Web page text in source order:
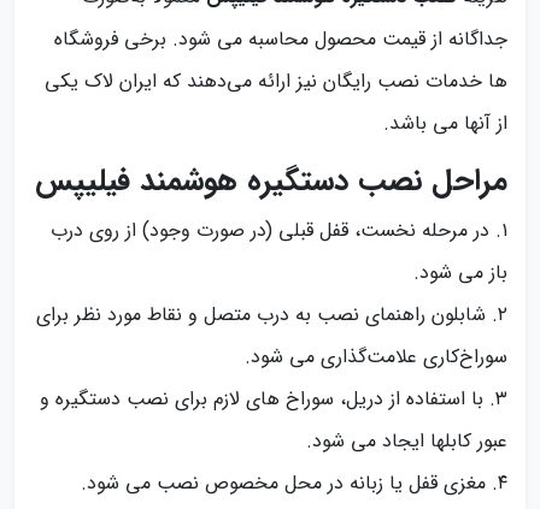
جداگانه از قیمت محصول محاسبه می شود. برخی فروشگاه
ها خدمات نصب رایگان نیز ارائه می‌دهند که ایران لاک یکی
از آنها می باشد.
مراحل نصب دستگیره هوشمند فیلیپس
۱. در مرحله نخست، قفل قبلی (در صورت وجود) از روی درب
باز می شود.
۲. شابلون راهنمای نصب به درب متصل و نقاط مورد نظر برای
سوراخ‌کاری علامت‌گذاری می شود.
۳. با استفاده از دریل، سوراخ های لازم برای نصب دستگیره و
عبور کابلها ایجاد می شود.
۴. مغزی قفل یا زبانه در محل مخصوص نصب می شود.